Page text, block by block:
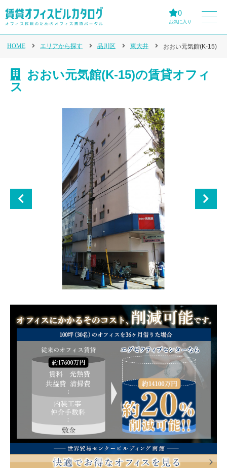
0
お気に入り
HOME エリアから探す 品川区 東大井 おおい元気館(K-15)
おおい元気館(K-15)の賃貸オフィ
ス